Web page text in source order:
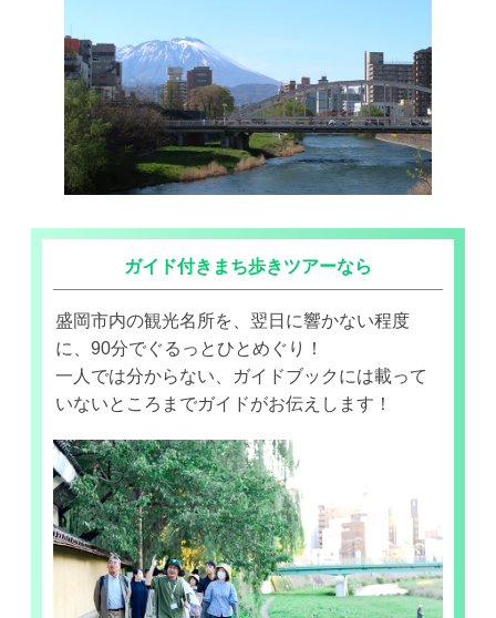
ガイド付きまち歩きツアーなら
盛岡市内の観光名所を、翌日に響かない程度
に、90分でぐるっとひとめぐり！
一人では分からない、ガイドブックには載って
いないところまでガイドがお伝えします！